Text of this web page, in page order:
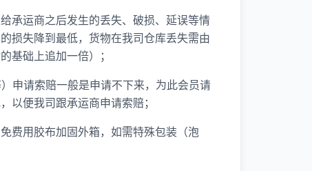
承运商之后发生的丢失、破损、延误等情
损失降到最低，货物在我司仓库丢失需由
基础上追加一倍）；
申请索赔一般是申请不下来，为此会员请
以便我司跟承运商申请索赔；
费用胶布加固外箱，如需特殊包装（泡